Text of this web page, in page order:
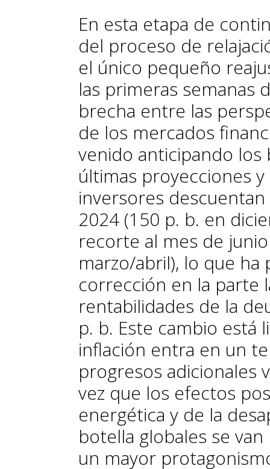
En esta etapa de
del proceso de
el único pequeño
las primeras semanas
brecha entre las
de los mercados
venido anticipando los
últimas proyecciones
inversores
2024 (150 p. b. en
recorte al mes de
marzo/abril), lo que
corrección en la parte
rentabilidades de la
p. b. Este cambio está
inflación entra en un
progresos adicionales
vez que los efectos
energética y de la
botella globales se
un mayor